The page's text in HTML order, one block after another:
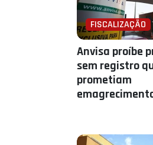
FISCALIZAÇÃO
Anvisa proíbe
sem registro
prometiam